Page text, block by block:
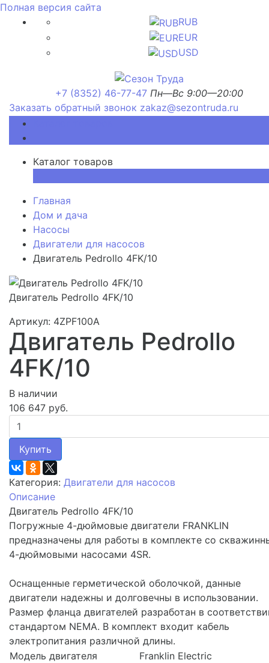
Полная версия сайта
RUB
EUR
USD
+7 (8352) 46-77-47 Пн—Вс 9:00—20:00
Заказать обратный звонок zakaz@sezontruda.ru
Каталог товаров
Главная
Дом и дача
Насосы
Двигатели для насосов
Двигатель Pedrollo 4FK/10
Двигатель Pedrollo 4FK/10
Артикул: 4ZPF100A
Двигатель Pedrollo
4FK/10
В наличии
106 647 руб.
Купить
Категория: Двигатели для насосов
Описание
Двигатель Pedrollo 4FK/10
Погружные 4-дюймовые двигатели FRANKLIN
предназначены для работы в комплекте со
4-дюймовыми насосами 4SR.
Оснащенные герметической оболочкой, данные
двигатели надежны и долговечны в использовании.
Размер фланца двигателей разработан в
стандартом NEMA. В комплект входит кабель
электропитания различной длины.
Модель двигателя
Franklin Electric